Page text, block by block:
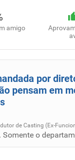
amigo
por
pensam em
de Casting (Ex-